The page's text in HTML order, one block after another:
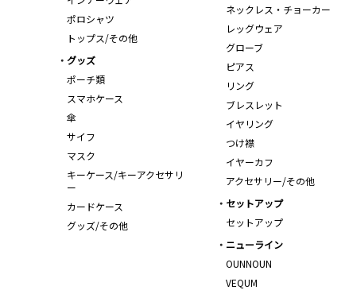
ポロシャツ
トップス/その他
ネックレス・チョーカー
レッグウェア
グローブ
ピアス
リング
ブレスレット
イヤリング
つけ襟
イヤーカフ
アクセサリー/その他
グッズ
ポーチ類
スマホケース
傘
サイフ
マスク
キーケース/キーアクセサリ
ー
カードケース
グッズ/その他
セットアップ
セットアップ
ニューライン
OUNNOUN
VEQUM